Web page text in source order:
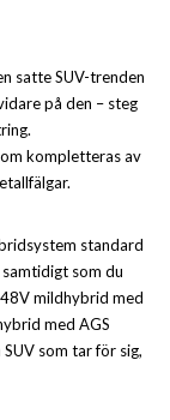
satte SUV-trenden
på den – steg
kompletteras av
standard
som du
mildhybrid med
med AGS
som tar för sig,